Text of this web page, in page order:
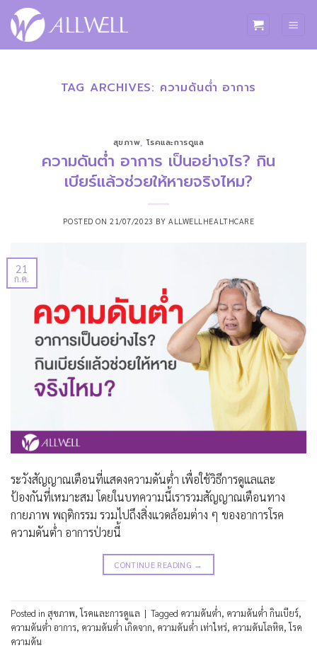
ข้าม
ไป
TAG ARCHIVES: ความดันต่ำ อาการ
สุขภาพ, โรคและการดูแล
ความดันต่ำ อาการ เป็นอย่างไร? กิน
เบียร์แล้วช่วยให้หายจริงไหม?
POSTED ON21/07/2023 BY ALLWELLHEALTHCARE
21
ก.ค.
ระวังสัญญาณเตือนที่แสดงความดันต่ำ เพื่อใช้วิธีการดูแลและ
ป้องกันที่เหมาะสม โดยในบทความนี้เรารวมสัญญาณเตือนทาง
กายภาพ พฤติกรรม รวมไปถึงสิ่งแวดล้อมต่าง ๆ ของอาการโรค
ความดันต่ำ อาการป่วยนี้
CONTINUE READING →
Posted in สุขภาพ,โรคและการดูแล | Tagged ความดันต่ำ, ความดันต่ำ กินเบียร์,
ความดันต่ำ อาการ, ความดันต่ำ เกิดจาก, ความดันต่ำ เท่าไหร่, ความดันโลหิต,โรค
ความดัน